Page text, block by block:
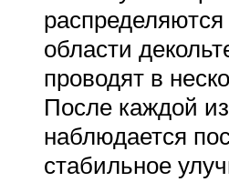
области
проводят в
После каждой
наблюдается
стабильное